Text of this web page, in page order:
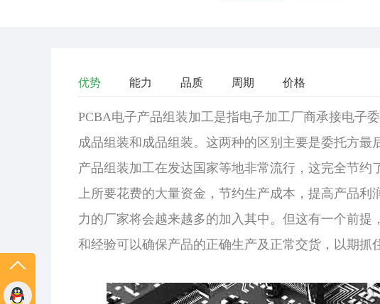
优势 能力 品质 周期 价格
PCBA电子产品组装加工是指电子加工厂商承接电子
成品组装和成品组装。这两种的区别主要是委托方最
产品组装加工在发达国家等地非常流行，这完全节
上所要花费的大量资金，节约生产成本，提高产品利
力的厂家将会越来越多的加入其中。但这有一个前提
和经验可以确保产品的正确生产及正常交货，以期抓